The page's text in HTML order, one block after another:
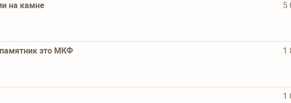
на камне 5
это МКФ 1
1